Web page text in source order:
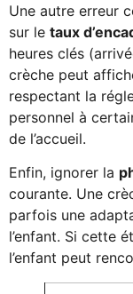
Une autre erreur
sur le taux
heures clés
crèche peut
respectant la
personnel à
de l’accueil.
Enfin, ignorer la
courante. Une
parfois une
l’enfant. Si cette
l’enfant peut